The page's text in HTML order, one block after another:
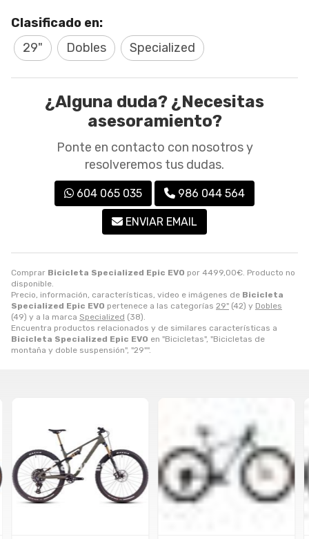
Comprar Bicicleta Specialized Epic EVO por 4499,00€. Producto no
disponible.
Precio, información, características, video e imágenes de Bicicleta
Specialized Epic EVO pertenece a las categorías 29" (42) y Dobles
(49) y a la marca Specialized (38).
Encuentra productos relacionados y de similares características a
Bicicleta Specialized Epic EVO en "Bicicletas", "Bicicletas de
montaña y doble suspensión", "29"".
Clasificado en:
29"
Dobles Specialized
¿Alguna duda? ¿Necesitas
asesoramiento?
Ponte en contacto con nosotros y
resolveremos tus dudas.
604 065 035 986 044 564
ENVIAR EMAIL